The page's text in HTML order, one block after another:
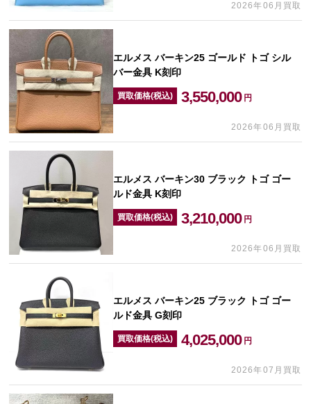
2026年06月買取
エルメス バーキン25 ゴールド トゴ シル
バー金具 K刻印
買取価格(税込) 3,550,000 円
2026年06月買取
エルメス バーキン30 ブラック トゴ ゴー
ルド金具 K刻印
買取価格(税込) 3,210,000 円
2026年06月買取
エルメス バーキン25 ブラック トゴ ゴー
ルド金具 G刻印
買取価格(税込) 4,025,000 円
2026年07月買取